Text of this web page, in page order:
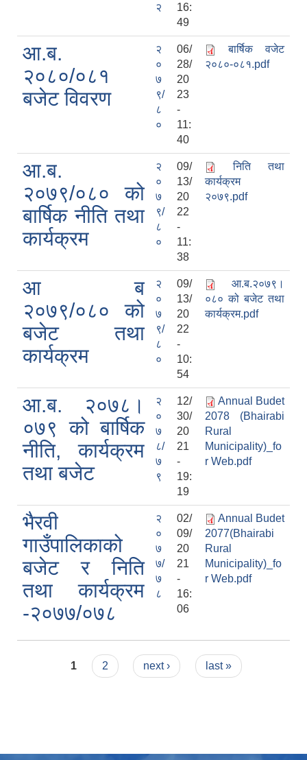
२
16:
49
आ.ब.
२०८०/०८१
बजेट विवरण
२
०
७
९/
८
०
06/
28/
20
23
-
11:
40
बार्षिक वजेट
२०८०-०८१.pdf
आ.ब.
२०७९/०८० को
बार्षिक नीति तथा
कार्यक्रम
२
०
७
९/
८
०
09/
13/
20
22
-
11:
38
निति तथा
कार्यक्रम
२०७९.pdf
आ ब
२०७९/०८० को
बजेट तथा
कार्यक्रम
२
०
७
९/
८
०
09/
13/
20
22
-
10:
54
आ.ब.२०७९।
०८० को बजेट तथा
कार्यक्रम.pdf
आ.ब. २०७८।
०७९ को बार्षिक
नीति, कार्यक्रम
तथा बजेट
२
०
७
८/
७
९
12/
30/
20
21
-
19:
19
Annual Budet
2078 (Bhairabi
Rural
Municipality)_fo
r Web.pdf
भैरवी
गाउँपालिकाको
बजेट र निति
तथा कार्यक्रम
-२०७७/०७८
२
०
७
७/
७
८
02/
09/
20
21
-
16:
06
Annual Budet
2077(Bhairabi
Rural
Municipality)_fo
r Web.pdf
Pages
1 2 next › last »